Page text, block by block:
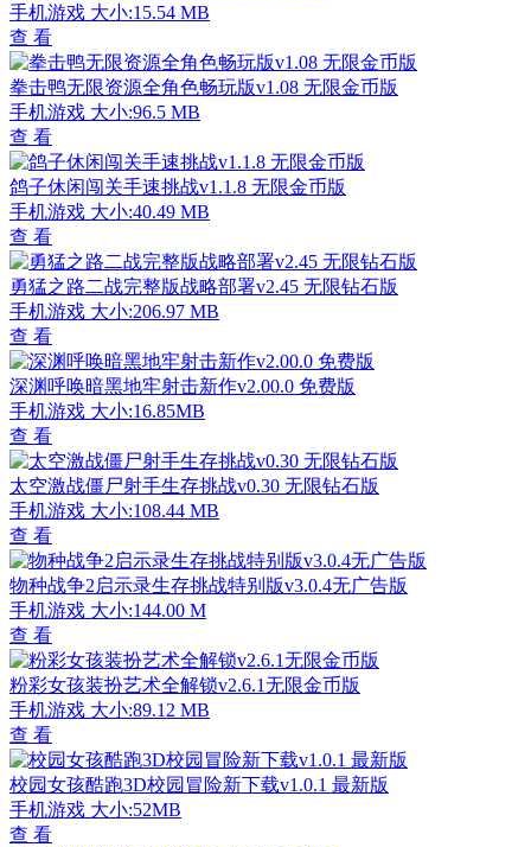
手机游戏 大小:15.54 MB
查 看
拳击鸭无限资源全角色畅玩版v1.08 无限金币版
手机游戏 大小:96.5 MB
查 看
鸽子休闲闯关手速挑战v1.1.8 无限金币版
手机游戏 大小:40.49 MB
查 看
勇猛之路二战完整版战略部署v2.45 无限钻石版
手机游戏 大小:206.97 MB
查 看
深渊呼唤暗黑地牢射击新作v2.00.0 免费版
手机游戏 大小:16.85MB
查 看
太空激战僵尸射手生存挑战v0.30 无限钻石版
手机游戏 大小:108.44 MB
查 看
物种战争2启示录生存挑战特别版v3.0.4无广告版
手机游戏 大小:144.00 M
查 看
粉彩女孩装扮艺术全解锁v2.6.1无限金币版
手机游戏 大小:89.12 MB
查 看
校园女孩酷跑3D校园冒险新下载v1.0.1 最新版
手机游戏 大小:52MB
查 看